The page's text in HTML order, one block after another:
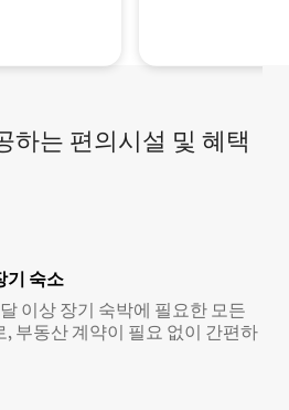
하는 편의시설 및 혜택
기 숙소
이상 장기 숙박에 필요한 모든
부동산 계약이 필요 없이 간편하